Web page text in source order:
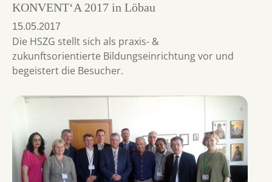
KONVENT‘A 2017 in Löbau
15.05.2017
Die HSZG stellt sich als praxis- &
zukunftsorientierte Bildungseinrichtung vor und
begeistert die Besucher.